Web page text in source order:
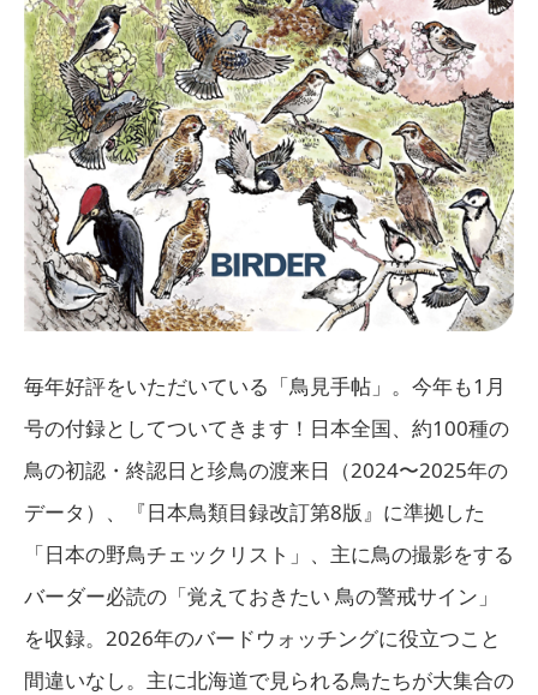
毎年好評をいただいている「鳥見手帖」。今年も1月
号の付録としてついてきます！日本全国、約100種の
鳥の初認・終認日と珍鳥の渡来日（2024〜2025年の
データ）、『日本鳥類目録改訂第8版』に準拠した
「日本の野鳥チェックリスト」、主に鳥の撮影をする
バーダー必読の「覚えておきたい 鳥の警戒サイン」
を収録。2026年のバードウォッチングに役立つこと
間違いなし。主に北海道で見られる鳥たちが大集合の